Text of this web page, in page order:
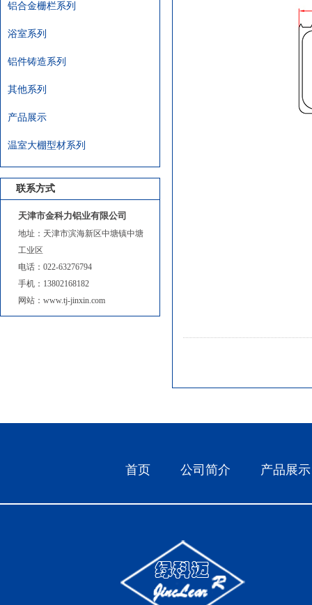
铝合金栅栏系列
浴室系列
铝件铸造系列
其他系列
产品展示
温室大棚型材系列
联系方式
天津市金科力铝业有限公司
地址：天津市滨海新区中塘镇中塘
工业区
电话：022-63276794
手机：13802168182
网站：www.tj-jinxin.com
建筑铝模板型材
首页 公司简介 产品展示